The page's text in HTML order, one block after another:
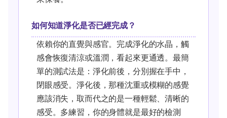
如何知道淨化是否已經完成？
依賴你的直覺與感官。完成淨化的水晶，觸
感會恢復清涼或溫潤，看起來更通透。最簡
單的測試法是：淨化前後，分別握在手中，
閉眼感受。淨化後，那種沈重或模糊的感覺
應該消失，取而代之的是一種輕鬆、清晰的
感受。多練習，你的身體就是最好的檢測